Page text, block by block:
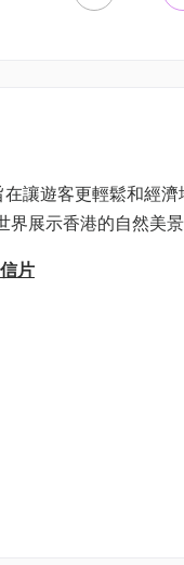
讓遊客更輕鬆和經
展示香港的自然美景
片